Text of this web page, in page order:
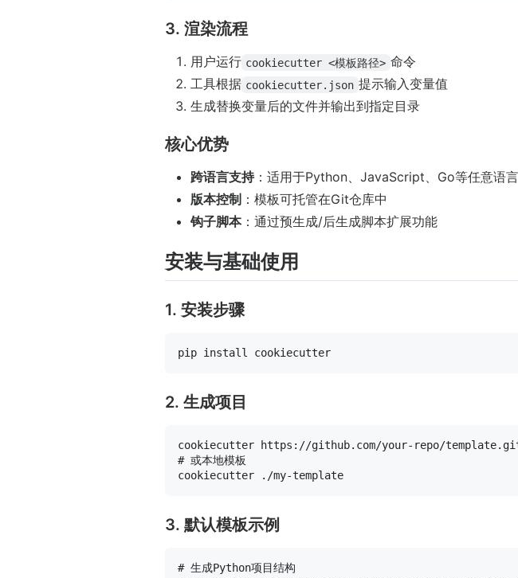
3. 渲染流程
用户运行 cookiecutter <模板路径> 命令
工具根据 cookiecutter.json 提示输入变量值
生成替换变量后的文件并输出到指定目录
核心优势
跨语言支持：适用于Python、JavaScript、Go等任意语言
版本控制 ：模板可托管在Git仓库中
钩子脚本：通过预生成/后生成脚本扩展功能
安装与基础使用
1. 安装步骤
2. 生成项目
# 或本地模板
3. 默认模板示例
# 生成Python项目结构